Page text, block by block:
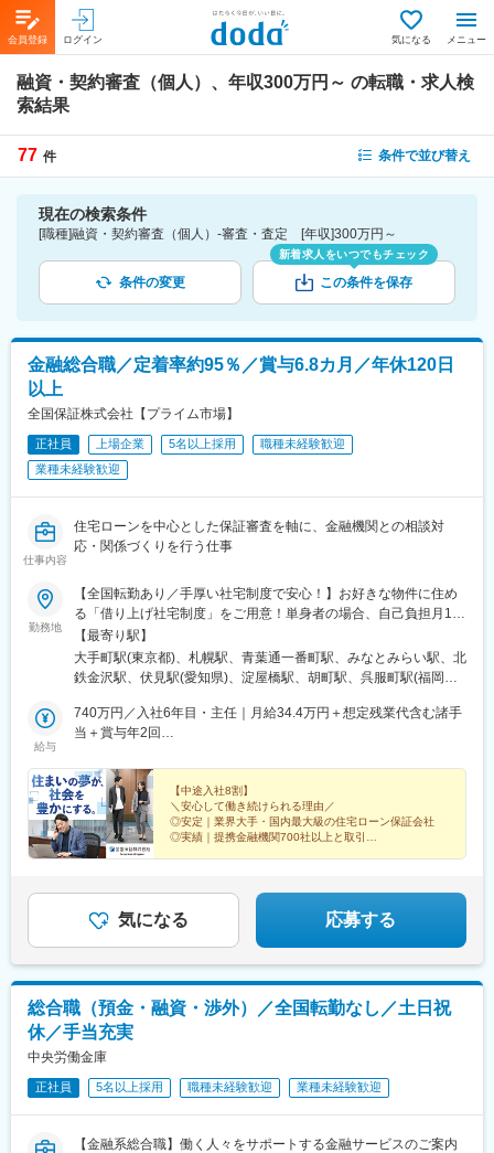
会員登録 ログイン 気になる メニュー
融資・契約審査（個人）、年収300万円～ の転職・求人検
索結果
77 件 条件で並び替え
現在の検索条件
[職種]融資・契約審査（個人）-審査・査定 [年収]300万円～
条件の変更
新着求人をいつでもチェック
この条件を保存
金融総合職／定着率約95％／賞与6.8カ月／年休120日
以上
全国保証株式会社【プライム市場】
正社員 上場企業 5名以上採用
職種未経験歓迎
業種未経験歓迎
仕事内容
住宅ローンを中心とした保証審査を軸に、金融機関との相談対
応・関係づくりを行う仕事
勤務地
【全国転勤あり／手厚い社宅制度で安心！】お好きな物件に住め
る「借り上げ社宅制度」をご用意！単身者の場合、自己負担月1万
円で居住可能です（諸条件あり）。◎転勤を経験することによっ
て地域ごとのニーズに触れ、対応力とビジネススキルを伸ばせま
す。※初任地は面接時の適性を踏まえ、本社または以下の支店のい
ビル内に喫煙所あり）■本社・本店千代田区大手町二丁目1番1号
大成大手町ビル■札幌支店札幌市北区北7条西4丁目3番地1 新北海
命ビル■横浜支店横浜市西区みなとみらい二丁目3番5号 クイーン
ズタワー■金沢支店金沢市昭和町16番1号 ヴィサージュ■名古屋支
店名古屋市中区栄二丁目3番1号 名古屋広小路ビルヂング■大阪支
店大阪市中央区今橋四丁目1番1号 淀屋橋三井ビルディング■広島
支店広島市中区幟町13番15号 新広島ビルディング■福岡支店福岡
【最寄り駅】
大手町駅(東京都)、札幌駅、青葉通一番町駅、みなとみらい駅、北
鉄金沢駅、伏見駅(愛知県)、淀屋橋駅、胡町駅、呉服町駅(福岡
県)、肥後橋駅、八丁堀駅(広島県)、中洲川端駅、三越前駅、北１
２条駅、大町西公園駅、栄駅(愛知県)、大江橋駅、銀山町駅、祇園
給与
740万円／入社6年目・主任｜月給34.4万円＋想定残業代含む諸手
当＋賞与年2回
当＋賞与年2回
【中途入社8割】
＼安心して働き続けられる理由／
◎安定｜業界大手・国内最大級の住宅ローン保証会社
◎実績｜提携金融機関700社以上と取引
気になる 応募する
総合職（預金・融資・渉外）／全国転勤なし／土日祝
休／手当充実
中央労働金庫
正社員 5名以上採用 職種未経験歓迎 業種未経験歓迎
【金融系総合職】働く人々をサポートする金融サービスのご案内